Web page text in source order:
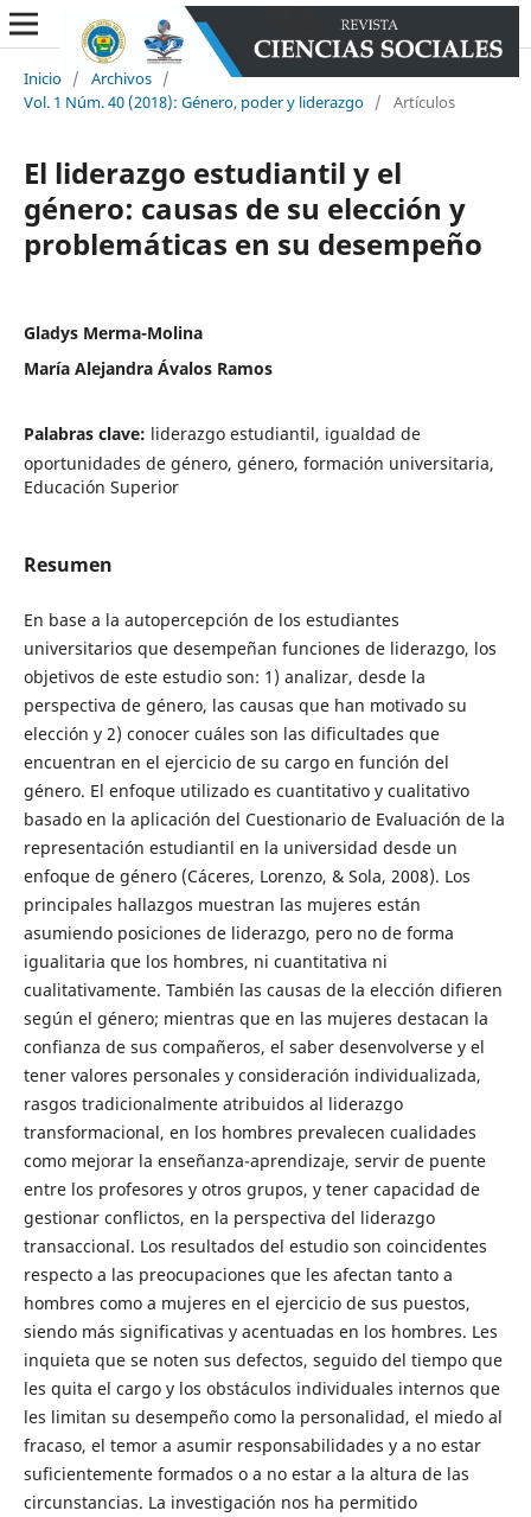
Inicio / Archivos /
Vol. 1 Núm. 40 (2018): Género, poder y liderazgo / Artículos
El liderazgo estudiantil y el
género: causas de su elección y
problemáticas en su desempeño
Gladys Merma-Molina
María Alejandra Ávalos Ramos
Palabras clave: liderazgo estudiantil, igualdad de
oportunidades de género, género, formación universitaria,
Educación Superior
Resumen
En base a la autopercepción de los estudiantes
universitarios que desempeñan funciones de liderazgo, los
objetivos de este estudio son: 1) analizar, desde la
perspectiva de género, las causas que han motivado su
elección y 2) conocer cuáles son las dificultades que
encuentran en el ejercicio de su cargo en función del
género. El enfoque utilizado es cuantitativo y cualitativo
basado en la aplicación del Cuestionario de Evaluación de la
representación estudiantil en la universidad desde un
enfoque de género (Cáceres, Lorenzo, & Sola, 2008). Los
principales hallazgos muestran las mujeres están
asumiendo posiciones de liderazgo, pero no de forma
igualitaria que los hombres, ni cuantitativa ni
cualitativamente. También las causas de la elección difieren
según el género; mientras que en las mujeres destacan la
confianza de sus compañeros, el saber desenvolverse y el
tener valores personales y consideración individualizada,
rasgos tradicionalmente atribuidos al liderazgo
transformacional, en los hombres prevalecen cualidades
como mejorar la enseñanza-aprendizaje, servir de puente
entre los profesores y otros grupos, y tener capacidad de
gestionar conflictos, en la perspectiva del liderazgo
transaccional. Los resultados del estudio son coincidentes
respecto a las preocupaciones que les afectan tanto a
hombres como a mujeres en el ejercicio de sus puestos,
siendo más significativas y acentuadas en los hombres. Les
inquieta que se noten sus defectos, seguido del tiempo que
les quita el cargo y los obstáculos individuales internos que
les limitan su desempeño como la personalidad, el miedo al
fracaso, el temor a asumir responsabilidades y a no estar
suficientemente formados o a no estar a la altura de las
circunstancias. La investigación nos ha permitido